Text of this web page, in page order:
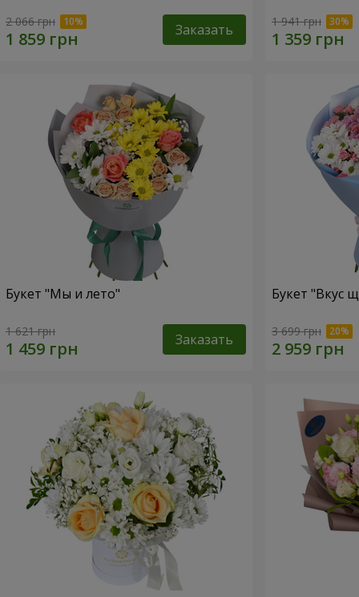
2 066 грн Заказать 1 941 грн
Букет "Мы и лето"
1 621 грн Заказать
Букет "Вкус
3 699 грн